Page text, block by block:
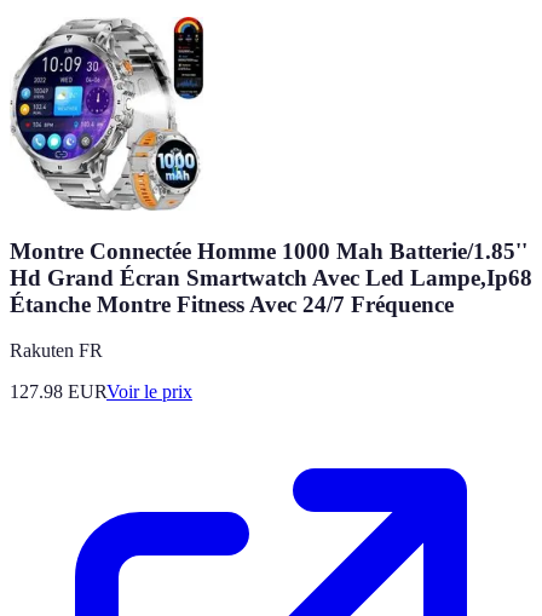
Montre Connectée Homme 1000 Mah Batterie/1.85''
Hd Grand Écran Smartwatch Avec Led Lampe,Ip68
Étanche Montre Fitness Avec 24/7 Fréquence
Rakuten FR
127.98 EURVoir le prix